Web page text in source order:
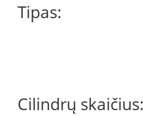
Tipas:
Cilindrų skaičius: